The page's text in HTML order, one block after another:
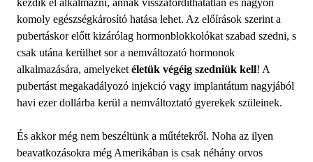
kezdik el alkalmazni, annak visszafordíthatatlan és nagyon
komoly egészségkárosító hatása lehet. Az előírások szerint a
pubertáskor előtt kizárólag hormonblokkolókat szabad szedni, s
csak utána kerülhet sor a nemváltozató hormonok
alkalmazására, amelyeket életük végéig szedniük kell! A
pubertást megakadályozó injekció vagy implantátum nagyjából
havi ezer dollárba kerül a nemváltoztató gyerekek szüleinek.
És akkor még nem beszéltünk a műtétekről. Noha az ilyen
beavatkozásokra még Amerikában is csak néhány orvos